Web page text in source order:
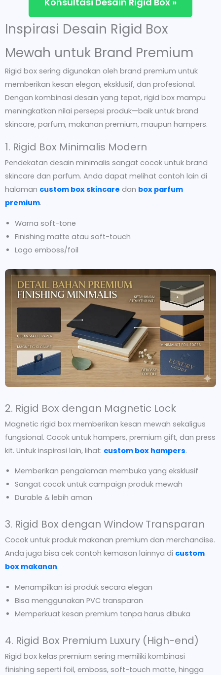
Inspirasi Desain Rigid Box
Mewah untuk Brand Premium
Rigid box sering digunakan oleh brand premium untuk
memberikan kesan elegan, eksklusif, dan profesional.
Dengan kombinasi desain yang tepat, rigid box mampu
meningkatkan nilai persepsi produk—baik untuk brand
skincare, parfum, makanan premium, maupun hampers.
1. Rigid Box Minimalis Modern
Pendekatan desain minimalis sangat cocok untuk brand
skincare dan parfum. Anda dapat melihat contoh lain di
halaman custom box skincare dan box parfum
premium.
Warna soft-tone
Finishing matte atau soft-touch
Logo emboss/foil
2. Rigid Box dengan Magnetic Lock
Magnetic rigid box memberikan kesan mewah sekaligus
fungsional. Cocok untuk hampers, premium gift, dan press
kit. Untuk inspirasi lain, lihat: custom box hampers.
Memberikan pengalaman membuka yang eksklusif
Sangat cocok untuk campaign produk mewah
Durable & lebih aman
3. Rigid Box dengan Window Transparan
Cocok untuk produk makanan premium dan merchandise.
Anda juga bisa cek contoh kemasan lainnya di custom
box makanan.
Menampilkan isi produk secara elegan
Bisa menggunakan PVC transparan
Memperkuat kesan premium tanpa harus dibuka
4. Rigid Box Premium Luxury (High-end)
Rigid box kelas premium sering memiliki kombinasi
finishing seperti foil, emboss, soft-touch matte, hingga